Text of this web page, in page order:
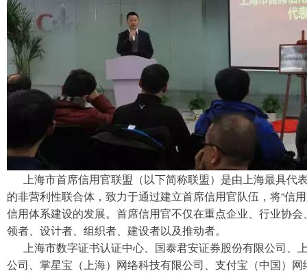
上海市首席信用官联盟（以下简称联盟）是由上海最具代
的非营利性联合体，致力于通过建立首席信用官队伍，将“信
信用体系建设的发展。首席信用官不仅在重点企业、行业协
领者、设计者、组织者、建设者以及推动者。
上海市数字证书认证中心、国泰君安证券股份有限公司、
公司、掌星宝（上海）网络科技有限公司、支付宝（中国）